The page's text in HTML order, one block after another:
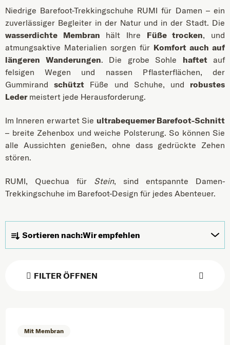
Niedrige Barefoot-Trekkingschuhe RUMI für Damen – ein
zuverlässiger Begleiter in der Natur und in der Stadt. Die
wasserdichte Membran hält Ihre Füße trocken, und
atmungsaktive Materialien sorgen für Komfort auch auf
längeren Wanderungen. Die grobe Sohle haftetauf
felsigen Wegen und nassen Pflasterflächen, der
Gummirandschützt Füße und Schuhe, und robustes
Ledermeistert jede Herausforderung.
Im Inneren erwartet Sie ultrabequemer Barefoot-Schnitt
– breite Zehenbox und weiche Polsterung. So können Sie
alle Aussichten genießen, ohne dass gedrückte Zehen
stören.
RUMI, Quechua für Stein, sind entspannte Damen-
Trekkingschuhe im Barefoot-Design für jedes Abenteuer.
Sortieren nach:Wir empfehlen
FILTER ÖFFNEN
Mit Membran